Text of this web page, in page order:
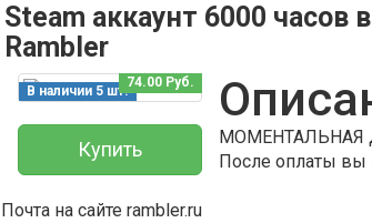
Steam аккаунт 6000 часов
Rambler
В наличии 5 шт.
74.00 Руб.
Купить
МОМЕНТАЛЬНАЯ
После оплаты вы
Почта на сайте rambler.ru